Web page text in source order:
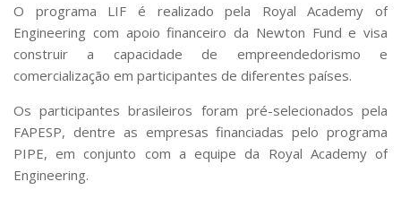
Projetos, Programas e Cursos
Artes, Cultura e Esportes
Museus e Espaços Interativos
Bibliotecas
Apoio ao Estudante
Segurança, Trânsito e Prevenção
RH, Administrativo e Financeiro
O programa LIF é realizado pela Royal Academy of
Engineering com apoio financeiro da Newton Fund e visa
construir a capacidade de empreendedorismo e
comercialização em participantes de diferentes países.
Os participantes brasileiros foram pré-selecionados pela
FAPESP, dentre as empresas financiadas pelo programa
PIPE, em conjunto com a equipe da Royal Academy of
Engineering.